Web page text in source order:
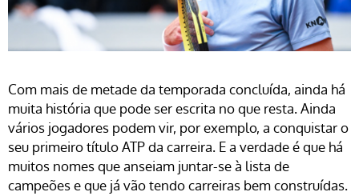
Com mais de metade da temporada concluída, ainda há
muita história que pode ser escrita no que resta. Ainda
vários jogadores podem vir, por exemplo, a conquistar o
seu primeiro título ATP da carreira. E a verdade é que há
muitos nomes que anseiam juntar-se à lista de
campeões e que já vão tendo carreiras bem construídas.